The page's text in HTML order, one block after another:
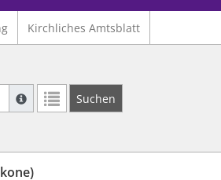
Kirchliches Amtsblatt
Suche mit Platzhalter "*", Bsp.
Suchen